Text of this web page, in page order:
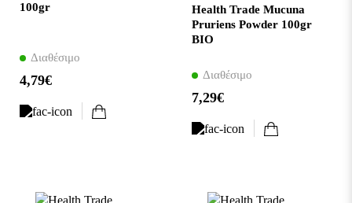
100gr
Διαθέσιμο
4,79€
Health Trade Mucuna
Pruriens Powder 100gr
ΒΙΟ
Διαθέσιμο
7,29€